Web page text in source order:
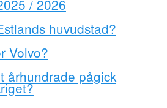
/ 2026
huvudstad?
Volvo?
århundrade pågick